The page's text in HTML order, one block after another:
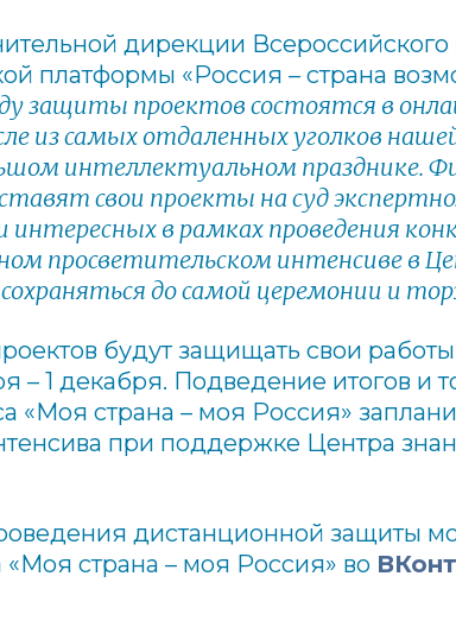
дирекции
платформы «Россия – страна
защиты проектов состоятся в
из самых отдаленных уголков
интеллектуальном празднике.
свои проекты на суд
в рамках проведения
просветительском интенсиве в
до самой церемонии и
будут защищать свои
– 1 декабря. Подведение итогов и
«Моя страна – моя Россия»
при поддержке Центра
дистанционной защиты
страна – моя Россия» во